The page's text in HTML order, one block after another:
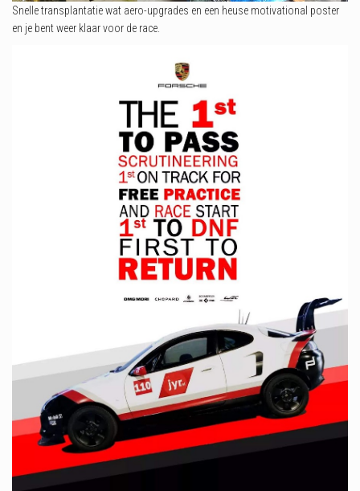
Snelle transplantatie wat aero-upgrades en een heuse motivational poster
en je bent weer klaar voor de race.